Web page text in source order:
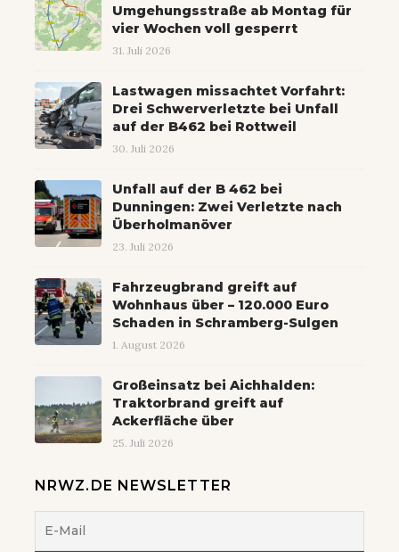
Umgehungsstraße ab Montag für
vier Wochen voll gesperrt
31. Juli 2026
Lastwagen missachtet Vorfahrt:
Drei Schwerverletzte bei Unfall
auf der B462 bei Rottweil
30. Juli 2026
Unfall auf der B 462 bei
Dunningen: Zwei Verletzte nach
Überholmanöver
23. Juli 2026
Fahrzeugbrand greift auf
Wohnhaus über – 120.000 Euro
Schaden in Schramberg-Sulgen
1. August 2026
Großeinsatz bei Aichhalden:
Traktorbrand greift auf
Ackerfläche über
25. Juli 2026
NRWZ.DE NEWSLETTER